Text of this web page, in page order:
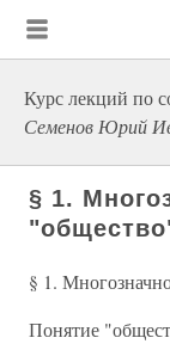
Курс лекций по
Семенов Юрий
§ 1.
§ 1.
Понятие